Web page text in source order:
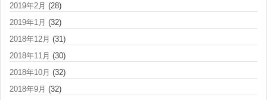
2019年2月 (28)
2019年1月 (32)
2018年12月 (31)
2018年11月 (30)
2018年10月 (32)
2018年9月 (32)